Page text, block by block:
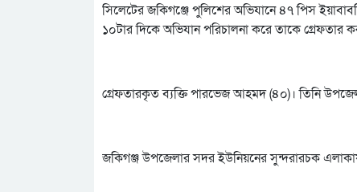
সিলেটের জকিগঞ্জে পুলিশের অভিযানে ৪৭ পিস
১০টার দিকে অভিযান পরিচালনা করে তাকে গ্রেফতার
গ্রেফতারকৃত ব্যক্তি পারভেজ আহমদ (৪০)। তিনি
জকিগঞ্জ উপজেলার সদর ইউনিয়নের সুন্দরারচক